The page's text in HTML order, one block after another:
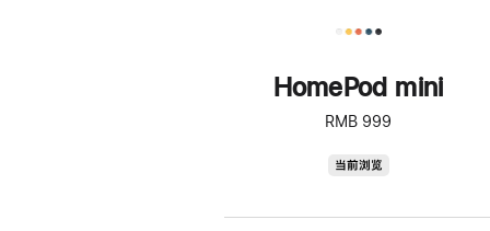
HomePod mini
RMB 999
当前浏览